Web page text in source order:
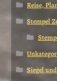
Reise,
Stempel
Siegel